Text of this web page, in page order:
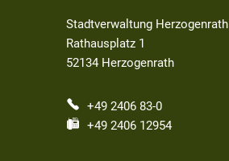
Stadtverwaltung Herzogenrath
Rathausplatz 1
52134 Herzogenrath
+49 2406 83-0
+49 2406 12954